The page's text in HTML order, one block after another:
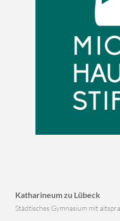
Katharineum zu Lübeck
Städtisches Gymnasium mit